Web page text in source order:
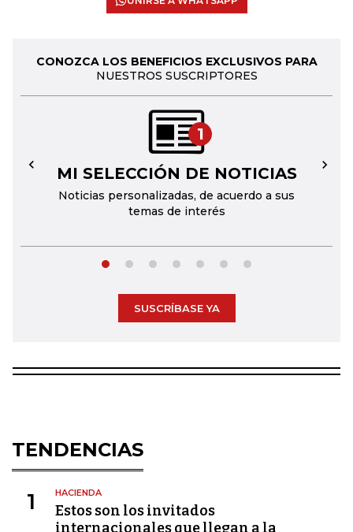
CONOZCA LOS BENEFICIOS EXCLUSIVOS PARA
NUESTROS SUSCRIPTORES
1
MI SELECCIÓN DE NOTICIAS
Noticias personalizadas, de acuerdo a sus
temas de interés
← →
SUSCRÍBASE YA
TENDENCIAS
1 HACIENDA
Estos son los invitados
internacionales que llegan a la